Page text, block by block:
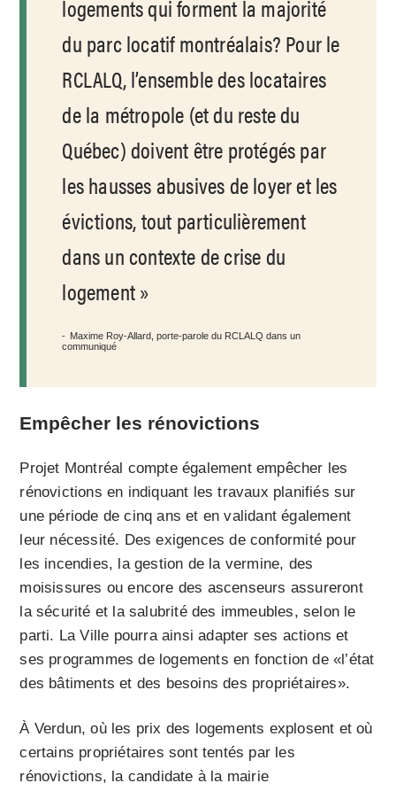
logements qui forment la majorité
du parc locatif montréalais? Pour le
RCLALQ, l’ensemble des locataires
de la métropole (et du reste du
Québec) doivent être protégés par
les hausses abusives de loyer et les
évictions, tout particulièrement
dans un contexte de crise du
logement
Maxime Roy-Allard, porte-parole du RCLALQ dans un
communiqué
Empêcher les rénovictions
Projet Montréal compte également empêcher les
rénovictions en indiquant les travaux planifiés sur
une période de cinq ans et en validant également
leur nécessité. Des exigences de conformité pour
les incendies, la gestion de la vermine, des
moisissures ou encore des ascenseurs assureront
la sécurité et la salubrité des immeubles, selon le
parti. La Ville pourra ainsi adapter ses actions et
ses programmes de logements en fonction de «l’état
des bâtiments et des besoins des propriétaires».
À Verdun, où les prix des logements explosent et où
certains propriétaires sont tentés par les
rénovictions, la candidate à la mairie